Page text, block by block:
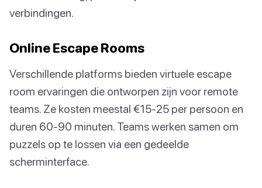
verbindingen.
Online Escape Rooms
Verschillende platforms bieden virtuele escape
room ervaringen die ontworpen zijn voor remote
teams. Ze kosten meestal €15-25 per persoon en
duren 60-90 minuten. Teams werken samen om
puzzels op te lossen via een gedeelde
scherminterface.